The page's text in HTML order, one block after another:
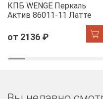
КПБ WENGE Перкаль
Актив 86011-11 Латте
от 2136 ₽